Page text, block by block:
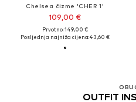
Chelsea čizme 'CHER 1'
109,00 €
Prvotno: 149,00 €
Posljednja najniža cijena:43,60 €
OUTFIT